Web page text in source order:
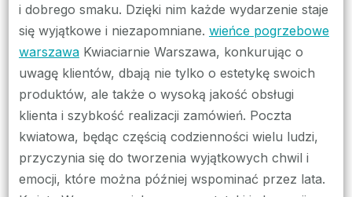
i dobrego smaku. Dzięki nim każde wydarzenie staje
się wyjątkowe i niezapomniane. wieńce pogrzebowe
warszawaKwiaciarnie Warszawa, konkurując o
uwagę klientów, dbają nie tylko o estetykę swoich
produktów, ale także o wysoką jakość obsługi
klienta i szybkość realizacji zamówień. Poczta
kwiatowa, będąc częścią codzienności wielu ludzi,
przyczynia się do tworzenia wyjątkowych chwil i
emocji, które można później wspominać przez lata.